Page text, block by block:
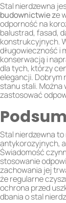
Stal nierdzewna
budownictwie ze
odporność na
balustrad, fasad,
konstrukcyjnych.
długowieczność i
konserwacją i
dla tych, którzy
elegancji. Dobrym
stanu stali. Można
zastosować
Stal nierdzewna
antykorozyjnych,
Świadomość
stosowanie
zachowania jej
że regularne
ochrona przed
dbania o stal